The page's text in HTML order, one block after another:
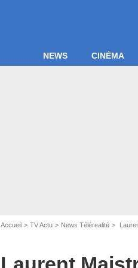
NEWS CINÉMA
Accueil TV Actu News Télérealité